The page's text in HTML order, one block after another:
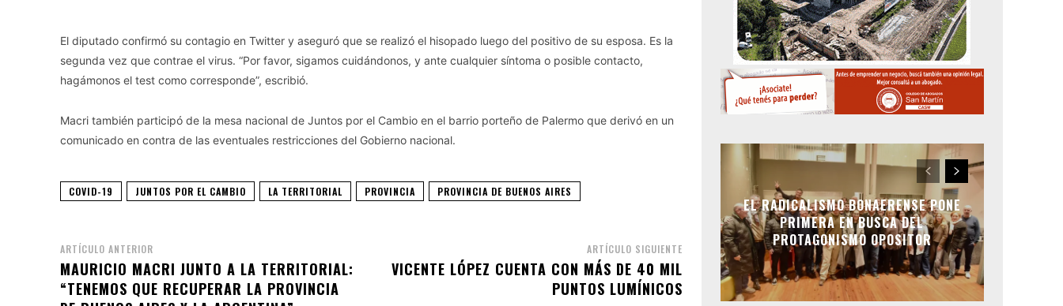
El diputado confirmó su contagio en Twitter y aseguró que se realizó el hisopado luego del positivo de su esposa. Es la
segunda vez que contrae el virus. “Por favor, sigamos cuidándonos, y ante cualquier síntoma o posible contacto,
hagámonos el test como corresponde”, escribió.
Macri también participó de la mesa nacional de Juntos por el Cambio en el barrio porteño de Palermo que derivó en un
comunicado en contra de las eventuales restricciones del Gobierno nacional.
COVID-19 JUNTOS POR EL CAMBIO LA TERRITORIAL PROVINCIA PROVINCIA DE BUENOS AIRES
ARTÍCULO ANTERIOR
MAURICIO MACRI JUNTO A LA TERRITORIAL:
“TENEMOS QUE RECUPERAR LA PROVINCIA
ARTÍCULO SIGUIENTE
VICENTE LÓPEZ CUENTA CON MÁS DE 40 MIL
PUNTOS LUMÍNICOS
EL RADICALISMO BONAERENSE PONE
PRIMERA EN BUSCA DEL
PROTAGONISMO OPOSITOR